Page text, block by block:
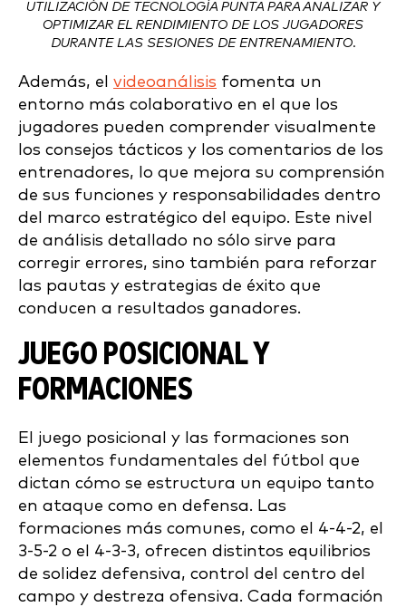
UTILIZACIÓN DE TECNOLOGÍA PUNTA PARA ANALIZAR Y
OPTIMIZAR EL RENDIMIENTO DE LOS JUGADORES
DURANTE LAS SESIONES DE ENTRENAMIENTO.
Además, el videoanálisis fomenta un
entorno más colaborativo en el que los
jugadores pueden comprender visualmente
los consejos tácticos y los comentarios de los
entrenadores, lo que mejora su comprensión
de sus funciones y responsabilidades dentro
del marco estratégico del equipo. Este nivel
de análisis detallado no sólo sirve para
corregir errores, sino también para reforzar
las pautas y estrategias de éxito que
conducen a resultados ganadores.
JUEGO POSICIONAL Y
FORMACIONES
El juego posicional y las formaciones son
elementos fundamentales del fútbol que
dictan cómo se estructura un equipo tanto
en ataque como en defensa. Las
formaciones más comunes, como el 4-4-2, el
3-5-2 o el 4-3-3, ofrecen distintos equilibrios
de solidez defensiva, control del centro del
campo y destreza ofensiva. Cada formación